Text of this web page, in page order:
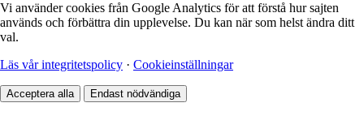
Vi använder cookies från Google Analytics för att förstå hur sajten
används och förbättra din upplevelse. Du kan när som helst ändra ditt
val.
Läs vår integritetspolicy · Cookieinställningar
Acceptera alla Endast nödvändiga